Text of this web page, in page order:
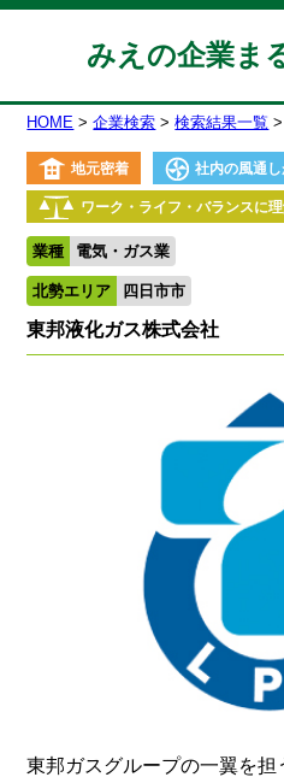
みえの企業ま
HOME 企業検索 検索結果一覧
地元密着 社内の風通
ワーク・ライフ・バランスに
業種 電気・ガス業
北勢エリア 四日市市
東邦液化ガス株式会社
東邦ガスグループの一翼を担